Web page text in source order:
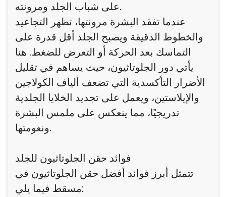
على شباب الجلد ومرونته.
عندما تفقد البشرة مرونتها، تظهر التجاعيد
والخطوط الدقيقة ويصبح الجلد أقل قدرة على
التماسك بعد الحركة أو التعرض للضغط. هنا
يأتي دور الجلوتاثيون، حيث يساهم في تقليل
الأضرار التأكسدية التي تضعف ألياف الكولاجين
والإيلاستين، ويعمل على تجديد الخلايا الجلدية
تدريجيًا، مما ينعكس على ملمس البشرة
ونعومتها.
فوائد حقن الجلوتاثيون للجلد
تتمثل أبرز فوائد أفضل حقن الجلوتاثيون في
مسقط فيما يلي: